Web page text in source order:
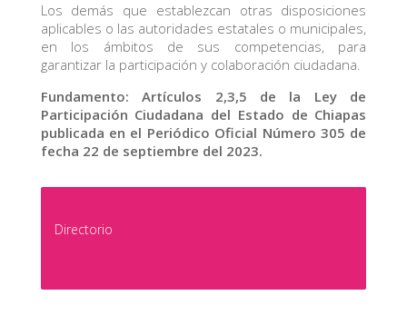
Los demás que establezcan otras disposiciones
aplicables o las autoridades estatales o municipales,
en los ámbitos de sus competencias, para
garantizar la participación y colaboración ciudadana.
Fundamento: Artículos 2,3,5 de la Ley de
Participación Ciudadana del Estado de Chiapas
publicada en el Periódico Oficial Número 305 de
fecha 22 de septiembre del 2023.
Directorio